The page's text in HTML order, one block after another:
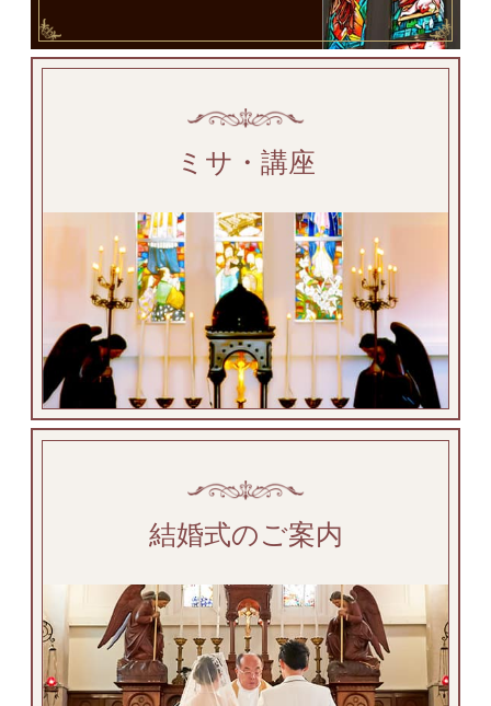
ミサ・講座
結婚式のご案内